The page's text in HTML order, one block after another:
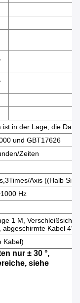
ist in der Lage, die
und GBT17626
Zeiten
Axis ((Halb
Hz
1 M,
abgeschirmte Kabel
Kabel)
nur ± 30 °,
siehe